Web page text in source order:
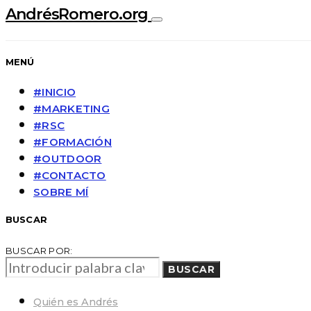
AndrésRomero.org
MENÚ
#INICIO
#MARKETING
#RSC
#FORMACIÓN
#OUTDOOR
#CONTACTO
SOBRE MÍ
BUSCAR
BUSCAR POR:
BUSCAR
Quién es Andrés